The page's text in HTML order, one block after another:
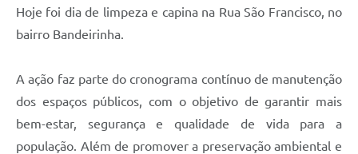
Serviços Online
Telefones Úteis
Diário Oficial
Hoje foi dia de limpeza e capina na Rua São Francisco, no
bairro Bandeirinha.
A ação faz parte do cronograma contínuo de manutenção
dos espaços públicos, com o objetivo de garantir mais
bem-estar, segurança e qualidade de vida para a
população. Além de promover a preservação ambiental e